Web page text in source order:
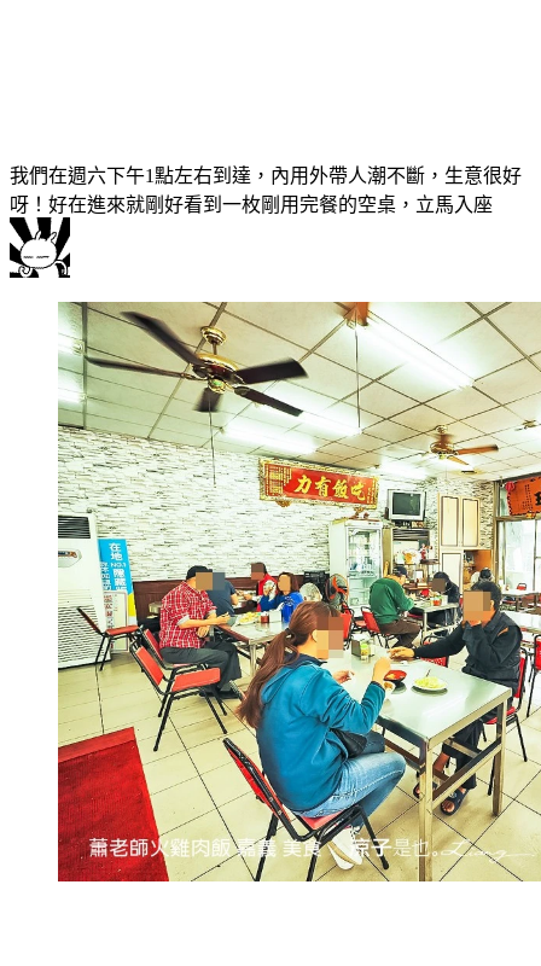
我們在週六下午1點左右到達，內用外帶人潮不斷，生意很好
呀！好在進來就剛好看到一枚剛用完餐的空桌，立馬入座